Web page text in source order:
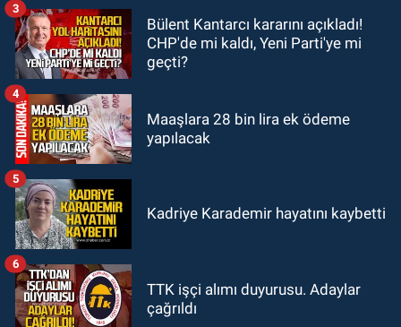
GÜNDEM
18:35Filyos’ta 2 kişiyi dalgalar
yuttu: 1 kişi hayatını kaybetti 1 kişi
Bülent Kantarcı kararını açıkladı!
CHP'de mi kaldı, Yeni Parti'ye mi
geçti?
3
Maaşlara 28 bin lira ek ödeme
yapılacak
4
Kadriye Karademir hayatını kaybetti
5
TTK işçi alımı duyurusu. Adaylar
çağrıldı
6